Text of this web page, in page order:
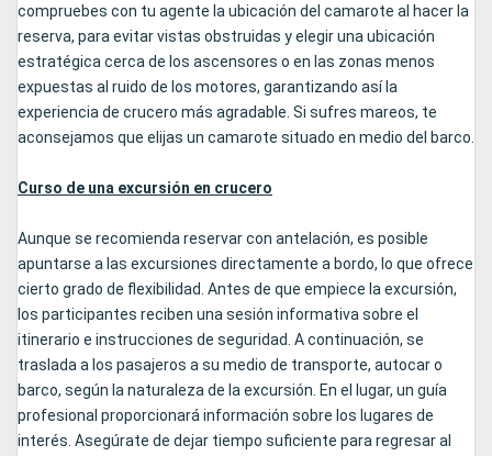
compruebes con tu agente la ubicación del camarote al hacer la
reserva, para evitar vistas obstruidas y elegir una ubicación
estratégica cerca de los ascensores o en las zonas menos
expuestas al ruido de los motores, garantizando así la
experiencia de crucero más agradable. Si sufres mareos, te
aconsejamos que elijas un camarote situado en medio del barco.
Curso de una excursión en crucero
Aunque se recomienda reservar con antelación, es posible
apuntarse a las excursiones directamente a bordo, lo que ofrece
cierto grado de flexibilidad. Antes de que empiece la excursión,
los participantes reciben una sesión informativa sobre el
itinerario e instrucciones de seguridad. A continuación, se
traslada a los pasajeros a su medio de transporte, autocar o
barco, según la naturaleza de la excursión. En el lugar, un guía
profesional proporcionará información sobre los lugares de
interés. Asegúrate de dejar tiempo suficiente para regresar al